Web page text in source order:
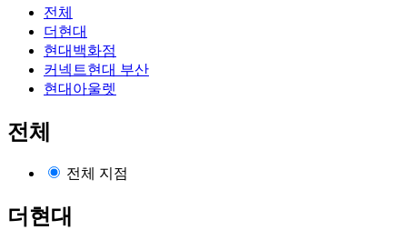
전체
더현대
현대백화점
커넥트현대 부산
현대아울렛
전체
전체 지점
더현대